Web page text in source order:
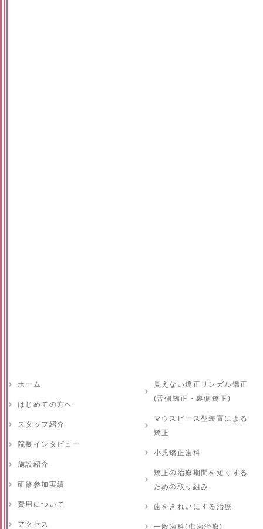
ホーム
はじめての方へ
スタッフ紹介
院長インタビュー
施設紹介
研修参加実績
費用について
アクセス
見えない矯正リンガル矯正
(舌側矯正・裏側矯正)
マウスピース型装置による
矯正
小児矯正歯科
矯正の治療期間を短くする
ための取り組み
歯をきれいにする治療
一般歯科(虫歯治療)